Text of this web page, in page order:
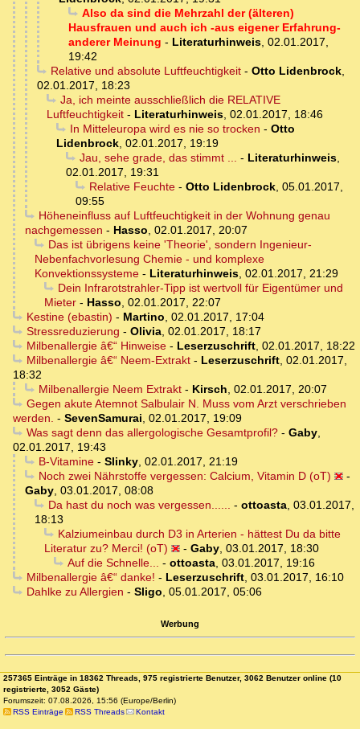
Also da sind die Mehrzahl der (älteren)
Hausfrauen und auch ich -aus eigener Erfahrung-
anderer Meinung - Literaturhinweis, 02.01.2017,
19:42
Relative und absolute Luftfeuchtigkeit- Otto Lidenbrock,
02.01.2017, 18:23
Ja, ich meinte ausschließlich die RELATIVE
Luftfeuchtigkeit - Literaturhinweis, 02.01.2017, 18:46
In Mitteleuropa wird es nie so trocken - Otto
Lidenbrock, 02.01.2017, 19:19
Jau, sehe grade, das stimmt ... - Literaturhinweis,
02.01.2017, 19:31
Relative Feuchte- Otto Lidenbrock, 05.01.2017,
09:55
Höheneinfluss auf Luftfeuchtigkeit in der Wohnung genau
nachgemessen - Hasso, 02.01.2017, 20:07
Das ist übrigens keine 'Theorie', sondern Ingenieur-
Nebenfachvorlesung Chemie - und komplexe
Konvektionssysteme - Literaturhinweis, 02.01.2017, 21:29
Dein Infrarotstrahler-Tipp ist wertvoll für Eigentümer und
Mieter - Hasso, 02.01.2017, 22:07
Kestine (ebastin) - Martino, 02.01.2017, 17:04
Stressreduzierung - Olivia, 02.01.2017, 18:17
Milbenallergie â€“ Hinweise- Leserzuschrift, 02.01.2017, 18:22
Milbenallergie â€“ Neem-Extrakt- Leserzuschrift, 02.01.2017,
18:32
Milbenallergie Neem Extrakt- Kirsch, 02.01.2017, 20:07
Gegen akute Atemnot Salbulair N. Muss vom Arzt verschrieben
werden. - SevenSamurai, 02.01.2017, 19:09
Was sagt denn das allergologische Gesamtprofil?- Gaby,
02.01.2017, 19:43
B-Vitamine- Slinky, 02.01.2017, 21:19
Noch zwei Nährstoffe vergessen: Calcium, Vitamin D (oT)
-
Gaby, 03.01.2017, 08:08
Da hast du noch was vergessen...... - ottoasta, 03.01.2017,
18:13
Kalziumeinbau durch D3 in Arterien - hättest Du da bitte
Literatur zu? Merci! (oT)
- Gaby, 03.01.2017, 18:30
Auf die Schnelle... - ottoasta, 03.01.2017, 19:16
Milbenallergie â€“ danke! - Leserzuschrift, 03.01.2017, 16:10
Dahlke zu Allergien - Sligo, 05.01.2017, 05:06
Werbung
257365 Einträge in 18362 Threads, 975 registrierte Benutzer, 3062 Benutzer online (10
registrierte, 3052 Gäste)
Forumszeit: 07.08.2026, 15:56 (Europe/Berlin)
RSS Einträge
RSS Threads Kontakt